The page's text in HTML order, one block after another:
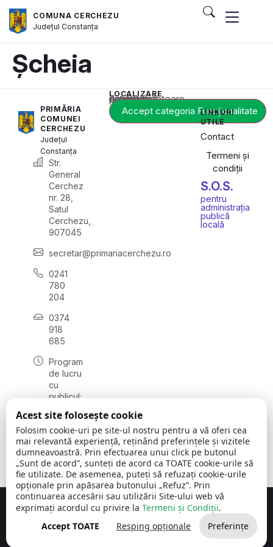
COMUNA CERCHEZU
JudețulConstanța
Șcheia
PRIMĂRIA
COMUNEI
CERCHEZU
Județul
Constanța
Str.
General
Cerchez
nr. 28,
Satul
Cerchezu,
907045
secretar@primariacerchezu.ro
0241
780
204
0374
918
685
Program
de lucru
cu
publicul:
08:00 -
16:30
, vineri:
08:00 -
14:00
LOCALIZARE
Acest conținut este blocat până când acceptați categoria corespunzătoare de cookie-uri.
Accept categoria Funcționalitate
LINKURI
UTILE
Contact
Termeni și
condiții
S.O.S.
pentru
administrația
publică
locală
Comuna Cerchezu © 2026Toate drepturile rezervate
Concept realizat de Big Media Relații Publice SRL
Acest site folosește cookie
Folosim cookie-uri pe site-ul nostru pentru a vă oferi cea
mai relevantă experiență, reținând preferințele și vizitele
dumneavoastră. Prin efectuarea unui click pe butonul
„Sunt de acord”, sunteți de acord ca TOATE cookie-urile să
fie utilizate. De asemenea, puteți să refuzați cookie-urile
opționale prin apăsarea butonului „Refuz”. Prin
continuarea accesării sau utilizării Site-ului web vă
exprimați acordul cu privire la Termeni și Condiții.
Accept TOATE
Resping opționale Preferințe